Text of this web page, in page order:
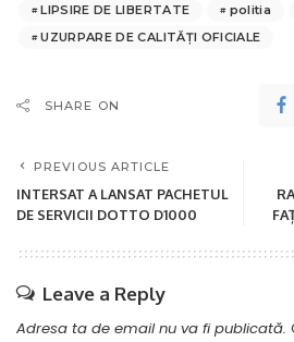
LIPSIRE DE LIBERTATE
politia
UZURPARE DE CALITĂŢI OFICIALE
SHARE ON
PREVIOUS ARTICLE
INTERSAT A LANSAT PACHETUL
DE SERVICII DOTTO D1000
Leave a Reply
Adresa ta de email nu va fi publicată.